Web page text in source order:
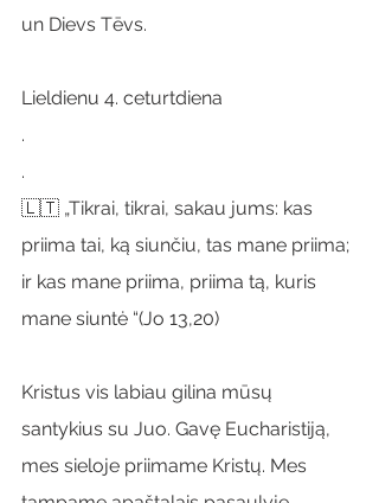
un Dievs Tēvs.
Lieldienu 4. ceturtdiena
.
.
🇱🇹 „Tikrai, tikrai, sakau jums: kas
priima tai, ką siunčiu, tas mane priima;
ir kas mane priima, priima tą, kuris
mane siuntė “(Jo 13,20)
Kristus vis labiau gilina mūsų
santykius su Juo. Gavę Eucharistiją,
mes sieloje priimame Kristų. Mes